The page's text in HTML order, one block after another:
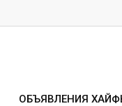
ОБЪЯВЛЕНИЯ